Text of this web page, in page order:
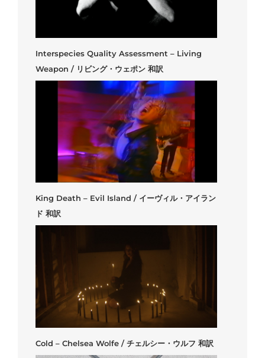
Interspecies Quality Assessment – Living
Weapon / リビング・ウェポン 和訳
King Death – Evil Island / イーヴィル・アイラン
ド 和訳
Cold – Chelsea Wolfe / チェルシー・ウルフ 和訳